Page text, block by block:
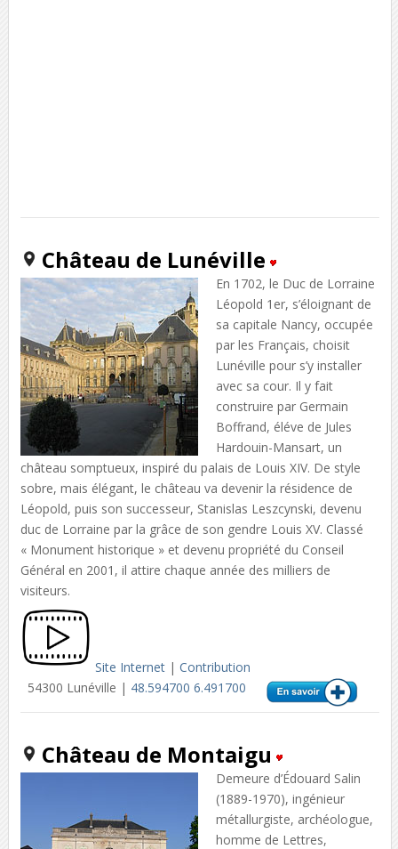
Château de Lunéville
En 1702, le Duc de Lorraine
Léopold 1er, s’éloignant de
sa capitale Nancy, occupée
par les Français, choisit
Lunéville pour s’y installer
avec sa cour. Il y fait
construire par Germain
Boffrand, éléve de Jules
Hardouin-Mansart, un
château somptueux, inspiré du palais de Louis XIV. De style
sobre, mais élégant, le château va devenir la résidence de
Léopold, puis son successeur, Stanislas Leszcynski, devenu
duc de Lorraine par la grâce de son gendre Louis XV. Classé
« Monument historique » et devenu propriété du Conseil
Général en 2001, il attire chaque année des milliers de
visiteurs.
Site Internet| Contribution
54300 Lunéville | 48.594700 6.491700
Château de Montaigu
Demeure d’Édouard Salin
(1889-1970), ingénieur
métallurgiste, archéologue,
homme de Lettres,